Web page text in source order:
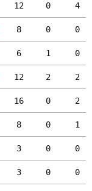
12 0 4
8 0 0
6 1 0
12 2 2
16 0 2
8 0 1
3 0 0
3 0 0